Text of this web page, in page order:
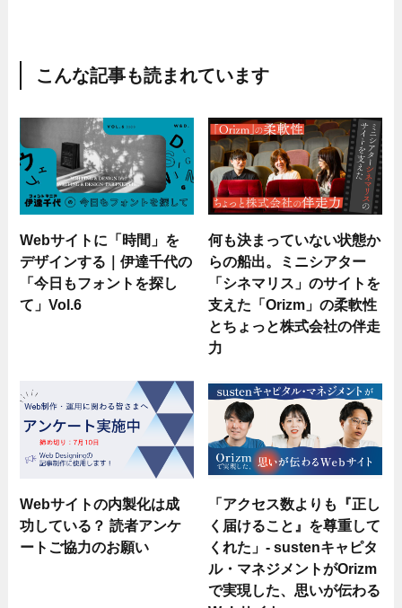
こんな記事も読まれています
Webサイトに「時間」を
デザインする｜伊達千代の
「今日もフォントを探し
て」Vol.6
何も決まっていない状態か
らの船出。ミニシアター
「シネマリス」のサイトを
支えた「Orizm」の柔軟性
とちょっと株式会社の伴走
力
Webサイトの内製化は成
功している？ 読者アンケ
ートご協力のお願い
「アクセス数よりも『正し
く届けること』を尊重して
くれた」- sustenキャピタ
ル・マネジメントがOrizm
で実現した、思いが伝わる